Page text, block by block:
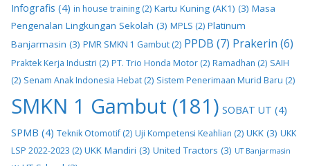
Infografis (4) in house training (2) Kartu Kuning (AK1) (3) Masa
Pengenalan Lingkungan Sekolah (3) MPLS (2) Platinum
Banjarmasin (3) PMR SMKN 1 Gambut (2) PPDB (7) Prakerin (6)
Praktek Kerja Industri (2) PT. Trio Honda Motor (2) Ramadhan (2) SAIH
(2) Senam Anak Indonesia Hebat (2) Sistem Penerimaan Murid Baru (2)
SMKN 1 Gambut (181) SOBAT UT (4)
SPMB (4) Teknik Otomotif(2) Uji Kompetensi Keahlian (2) UKK (3) UKK
LSP 2022-2023 (2) UKK Mandiri (3) United Tractors (3) UT Banjarmasin